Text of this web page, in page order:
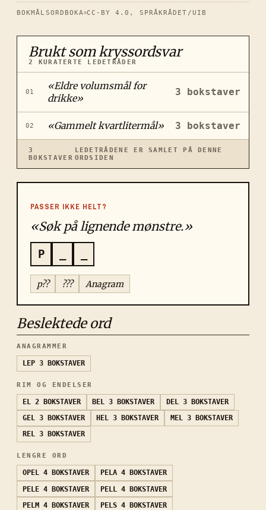
BOKMÅLSORDBOKA CC-BY 4.0, SPRÅKRÅDET/UIB
Brukt som kryssordsvar
2 KURATERTE LEDETRÅDER
01
«Eldre volumsmål for
drikke»
3 bokstaver
02 «Gammelt kvartlitermål» 3 bokstaver
3
BOKSTAVER
LEDETRÅDENE ER SAMLET PÅ DENNE
ORDSIDEN
PASSER IKKE HELT?
«Søk på lignende mønstre.»
P
p?? ??? Anagram
Beslektede ord
ANAGRAMMER
LEP 3 BOKSTAVER
RIM OG ENDELSER
EL 2 BOKSTAVER BEL 3 BOKSTAVER DEL 3 BOKSTAVER
GEL 3 BOKSTAVER HEL 3 BOKSTAVER MEL 3 BOKSTAVER
REL 3 BOKSTAVER
LENGRE ORD
OPEL 4 BOKSTAVER PELA 4 BOKSTAVER
PELE 4 BOKSTAVER PELL
4 BOKSTAVER
PELM 4 BOKSTAVER PELS 4 BOKSTAVER